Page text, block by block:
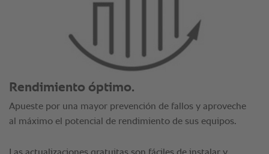
Rendimiento óptimo.
Apueste por una mayor prevención de fallos y aproveche
al máximo el potencial de rendimiento de sus equipos.